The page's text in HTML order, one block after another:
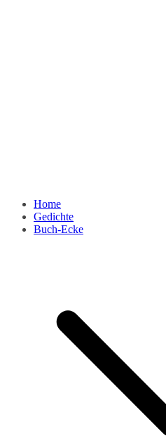
Home
Gedichte
Buch-Ecke